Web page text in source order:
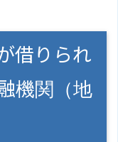
借りられ
機関（地